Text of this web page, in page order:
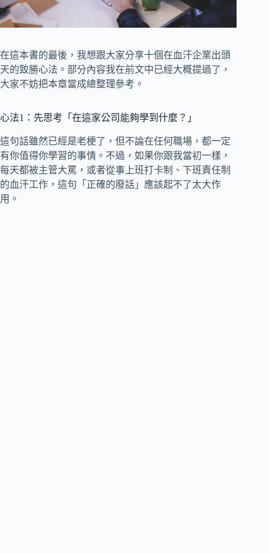
在這本書的最後，我想跟大家分享十個在血汗企業出頭
天的致勝心法。部分內容我在前文中已經大概提過了，
大家不妨把本章當成總整理參考。
心法1：先思考「在這家公司能夠學到什麼？」
這句話雖然已經是老梗了，但不論在任何職場，都一定
有你值得你學習的事情。不過，如果你跟我當初一樣，
每天都被主管大罵，或者從事上班打卡制、下班責任制
的血汗工作，這句「正確的廢話」應該起不了太大作
用。